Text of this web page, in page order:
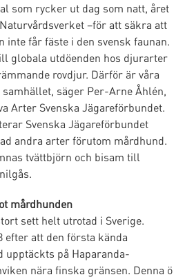
som rycker ut dag som natt, året
–för att säkra att
inte får fäste i den svensk faunan.
globala utdöenden hos djurarter
rovdjur. Därför är våra
säger Per-Arne Åhlén,
Arter Svenska Jägareförbundet.
Svenska Jägareförbundet
andra arter förutom mårdhund.
tvättbjörn och bisam till
mårdhunden
sett helt utrotad i Sverige.
efter att den första kända
upptäckts på Haparanda-
nära finska gränsen. Denna ö